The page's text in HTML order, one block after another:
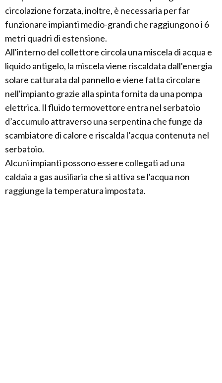
circolazione forzata, inoltre, è necessaria per far
funzionare impianti medio-grandi che raggiungono i 6
metri quadri di estensione.
All'interno del collettore circola una miscela di acqua e
liquido antigelo, la miscela viene riscaldata dall'energia
solare catturata dal pannello e viene fatta circolare
nell'impianto grazie alla spinta fornita da una pompa
elettrica. Il fluido termovettore entra nel serbatoio
d’accumulo attraverso una serpentina che funge da
scambiatore di calore e riscalda l’acqua contenuta nel
serbatoio.
Alcuni impianti possono essere collegati ad una
caldaia a gas ausiliaria che si attiva se l'acqua non
raggiunge la temperatura impostata.